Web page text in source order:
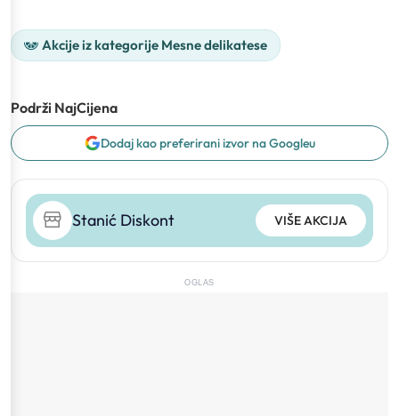
Akcije iz kategorije Mesne delikatese
Podrži NajCijena
Dodaj kao preferirani izvor na Googleu
Stanić Diskont VIŠE AKCIJA
OGLAS